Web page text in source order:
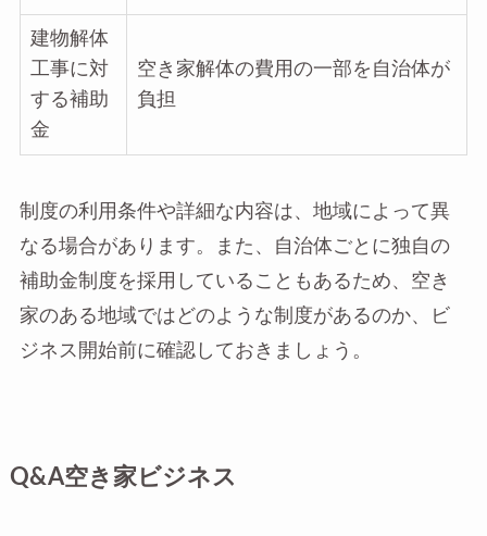
建物解体
工事に対
する補助
金
空き家解体の費用の一部を自治体が
負担
制度の利用条件や詳細な内容は、地域によって異
なる場合があります。また、自治体ごとに独自の
補助金制度を採用していることもあるため、空き
家のある地域ではどのような制度があるのか、ビ
ジネス開始前に確認しておきましょう。
Q&A空き家ビジネス